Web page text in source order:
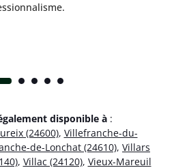
disponible à :
(24600), Villefranche-du-
de-Lonchat (24610), Villars
, Villac (24120), Vieux-Mareuil